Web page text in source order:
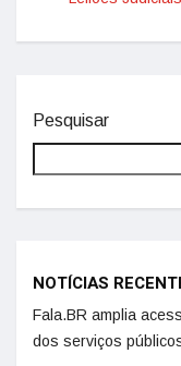
Pesquisar
NOTÍCIAS
Fala.BR amplia
dos serviços